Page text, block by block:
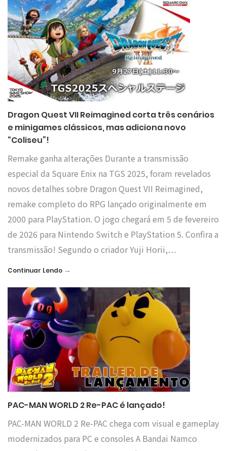
Dragon Quest VII Reimagined corta três cenários
e minigames clássicos, mas adiciona novo
“Coliseu”!
Remake ganha alterações Durante a transmissão
especial da Square Enix na TGS 2025, foram revelados
novos detalhes sobre Dragon Quest VII Reimagined,
remake completo do RPG lançado originalmente em
2000 para PlayStation. O jogo chegará em 5 de fevereiro
de 2026 para Nintendo Switch e PlayStation 5. Confira a
transmissão! Segundo o criador Yuji Horii,…
Continuar Lendo →
PAC-MAN WORLD 2 Re-PAC é lançado!
PAC-MAN WORLD 2 Re-PAC chega com visual e gameplay
modernizados para PC e consoles A Bandai Namco